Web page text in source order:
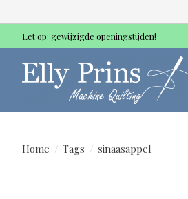
Let op: gewijzigde openingstijden!
Home / Tags / sinaasappel